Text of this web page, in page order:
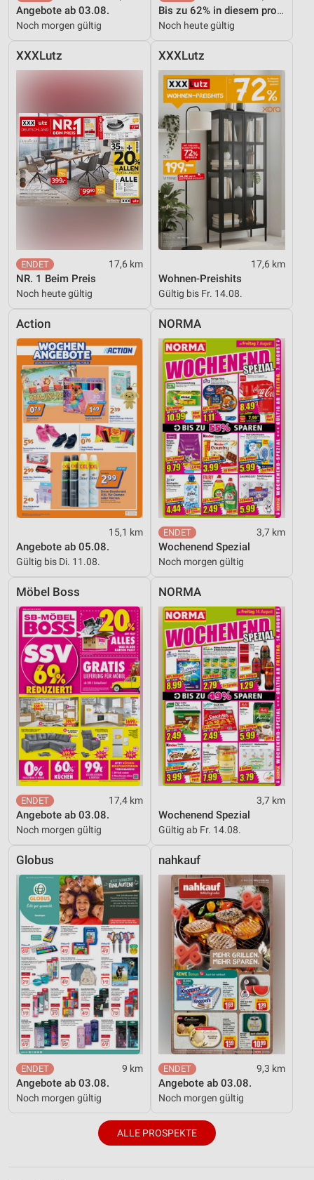
Angebote ab 03.08.
Noch morgen gültig
Bis zu 62% in diesem prospekt
Noch heute gültig
XXXLutz
17,6 km
NR. 1 Beim Preis
Noch heute gültig
XXXLutz
17,6 km
Wohnen-Preishits
Gültig bis Fr. 14.08.
Action
15,1 km
Angebote ab 05.08.
Gültig bis Di. 11.08.
NORMA
3,7 km
Wochenend Spezial
Noch morgen gültig
Möbel Boss
17,4 km
Angebote ab 03.08.
Noch morgen gültig
NORMA
3,7 km
Wochenend Spezial
Gültig ab Fr. 14.08.
Globus
9 km
Angebote ab 03.08.
Noch morgen gültig
nahkauf
9,3 km
Angebote ab 03.08.
Noch morgen gültig
ALLE PROSPEKTE